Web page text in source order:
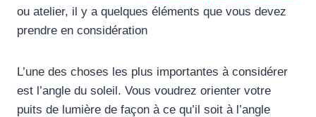
ou atelier, il y a quelques éléments que vous devez
prendre en considération
L’une des choses les plus importantes à considérer
est l’angle du soleil. Vous voudrez orienter votre
puits de lumière de façon à ce qu’il soit à l’angle